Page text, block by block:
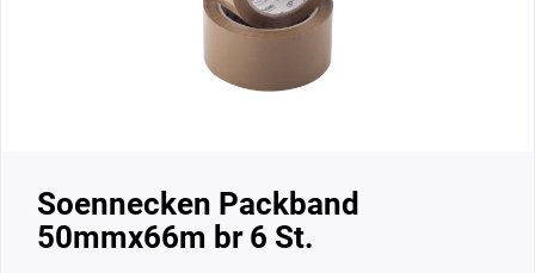
Soennecken Packband
50mmx66m br 6 St.